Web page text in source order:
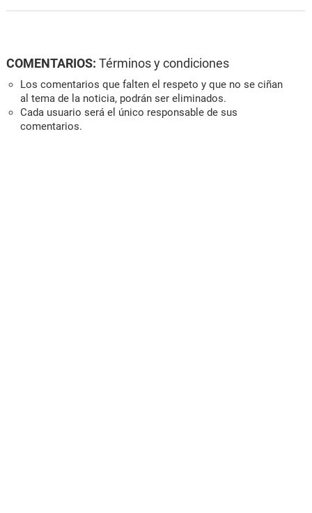
COMENTARIOS: Términos y condiciones
Los comentarios que falten el respeto y que no se ciñan
al tema de la noticia, podrán ser eliminados.
Cada usuario será el único responsable de sus
comentarios.